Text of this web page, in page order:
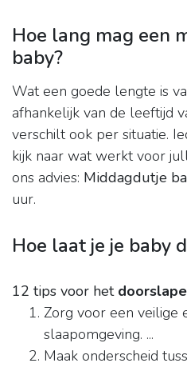
Hoe lang mag een
baby?
Wat een goede lengte is
afhankelijk van de leeftijd
verschilt ook per situatie.
kijk naar wat werkt voor
ons advies: Middagdutje
uur.
Hoe laat je je baby
12 tips voor het
Zorg voor een veilige
slaapomgeving. ...
Maak onderscheid